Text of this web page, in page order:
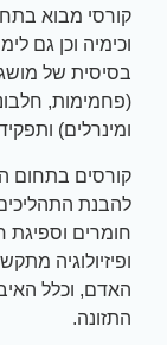
קורסי מבוא
וכימיה וכן גם
בסיסית של
(פחמימות,
ומינרלים)
קורסים בתחום
להבנת התהליכים
חומרים וספיגת
ופיזיולוגיה
האדם, וכלל
התזונה.